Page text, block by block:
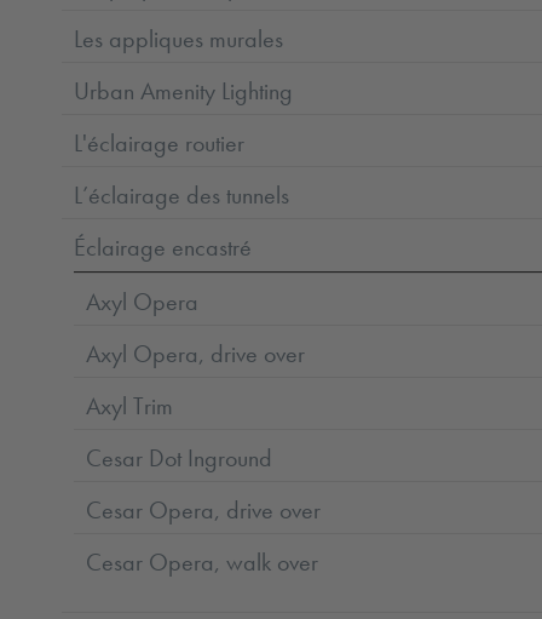
Les appliques murales
Urban Amenity Lighting
L'éclairage routier
L’éclairage des tunnels
Éclairage encastré
Axyl Opera
Axyl Opera, drive over
Axyl Trim
Cesar Dot Inground
Cesar Opera, drive over
Cesar Opera, walk over